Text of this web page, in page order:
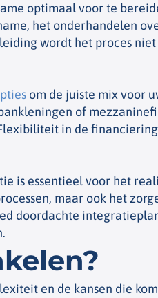
optimaal voor te
het onderhandelen
wordt het proces
om de juiste mix voor
of
in de
is essentieel voor het
maar ook het
doordachte
en de kansen die